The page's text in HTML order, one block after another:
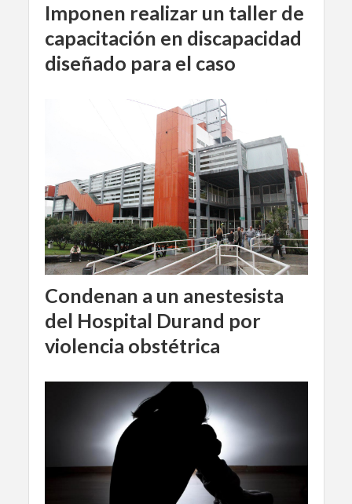
Imponen realizar un taller de
capacitación en discapacidad
diseñado para el caso
Condenan a un anestesista
del Hospital Durand por
violencia obstétrica